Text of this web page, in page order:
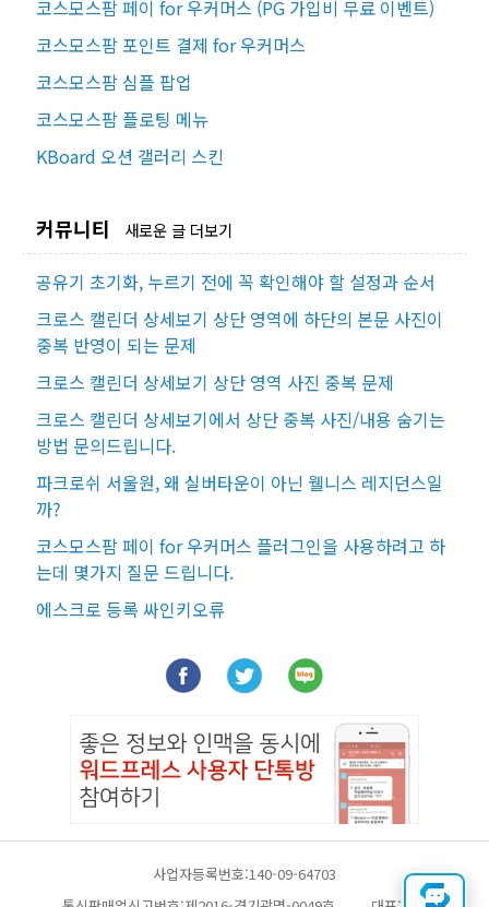
코스모스팜 페이 for 우커머스 (PG 가입비 무료 이벤트)
코스모스팜 포인트 결제 for 우커머스
코스모스팜 심플 팝업
코스모스팜 플로팅 메뉴
KBoard 오션 갤러리 스킨
커뮤니티 새로운 글 더보기
공유기 초기화, 누르기 전에 꼭 확인해야 할 설정과 순서
크로스 캘린더 상세보기 상단 영역에 하단의 본문 사진이
중복 반영이 되는 문제
크로스 캘린더 상세보기 상단 영역 사진 중복 문제
크로스 캘린더 상세보기에서 상단 중복 사진/내용 숨기는
방법 문의드립니다.
파크로쉬 서울원, 왜 실버타운이 아닌 웰니스 레지던스일
까?
코스모스팜 페이 for 우커머스 플러그인을 사용하려고 하
는데 몇가지 질문 드립니다.
에스크로 등록 싸인키오류
사업자등록번호:140-09-64703